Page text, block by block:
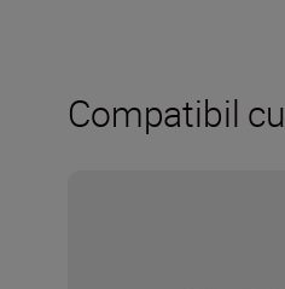
Compatibil cu